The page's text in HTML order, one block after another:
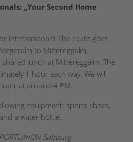
„Your Second Home
internationals! The route goes
to Mittereggalm,
lunch at Mittereggalm. The
1 hour each way. We will
at around 4 PM.
equipment: sports shoes,
a water bottle.
Salzburg